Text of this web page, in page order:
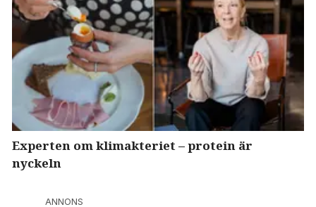
Experten om klimakteriet – protein är
nyckeln
ANNONS